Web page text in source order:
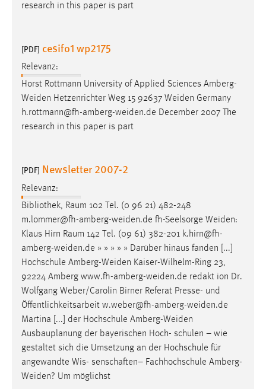
research in this paper is part
[PDF] cesifo1 wp2175
Relevanz:
Horst Rottmann University of Applied Sciences Amberg-
Weiden Hetzenrichter Weg 15 92637 Weiden Germany
h.rottmann@fh-amberg-weiden.de December 2007 The
research in this paper is part
[PDF] Newsletter 2007-2
Relevanz:
Bibliothek, Raum 102 Tel. (0 96 21) 482-248
m.lommer@fh-amberg-weiden.de fh-Seelsorge Weiden:
Klaus Hirn Raum 142 Tel. (09 61) 382-201 k.hirn@fh-
amberg-weiden.de » » » » » Darüber hinaus fanden [...]
Hochschule Amberg-Weiden Kaiser-Wilhelm-Ring 23,
92224 Amberg www.fh-amberg-weiden.de redakt ion Dr.
Wolfgang Weber/Carolin Birner Referat Presse- und
Öffentlichkeitsarbeit w.weber@fh-amberg-weiden.de
Martina [...] der Hochschule Amberg-Weiden
Ausbauplanung der bayerischen Hoch- schulen – wie
gestaltet sich die Umsetzung an der Hochschule für
angewandte Wis- senschaften– Fachhochschule Amberg-
Weiden? Um möglichst
Zweck:
Sprachpräferenz
site-language-preference
Zweck:
30 Tage
Chat
Name:
MibewSessionID, MIBEW_UserID, mibew_locale, mibew-
chat-frame-style-5e9dbeb1811c0446
Zweck:
Wird benötigt um die Chatfunktion nutzen zu können.
Cookie Laufzeit:
5e9dbeb1811c0446 = Sitzungslaufzeit, mibew_locale = 3
Jahre, MIBEW_UserID = 1 Jahr